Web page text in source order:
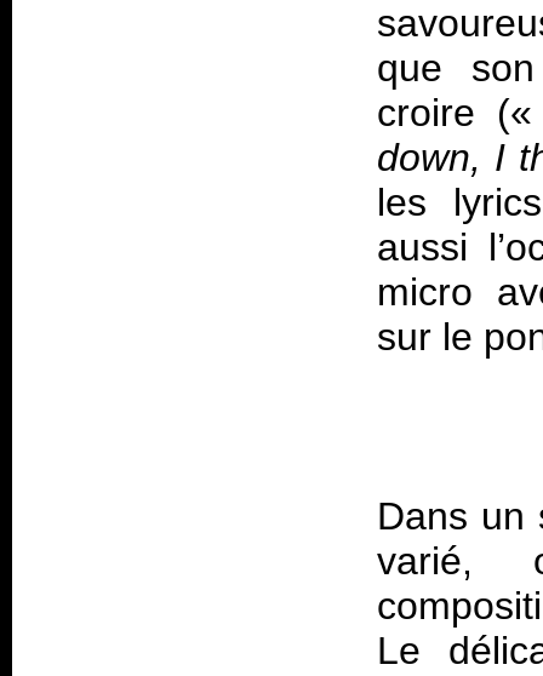
que
croire («
down, I
les
aussi
micro
Dans un
varié,
Le